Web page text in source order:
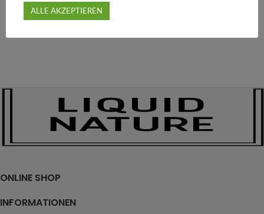
ONLINE SHOP
INFORMATIONEN
ALLE AKZEPTIEREN